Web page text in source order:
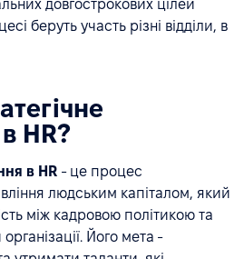
довгострокових цілей
беруть участь різні відділи, в
HR?
в HR - це процес
людським капіталом, який
між кадровою політикою та
Його мета -